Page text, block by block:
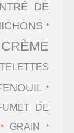
DE
*
CRÈME
*
DE
GRAIN *